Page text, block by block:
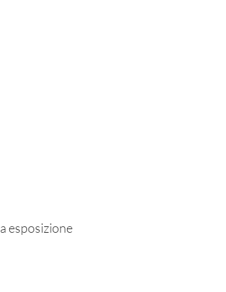
esposizione